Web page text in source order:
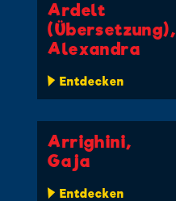
Ardelt
(Übersetzung),
Alexandra
Entdecken
Arrighini,
Gaja
Entdecken